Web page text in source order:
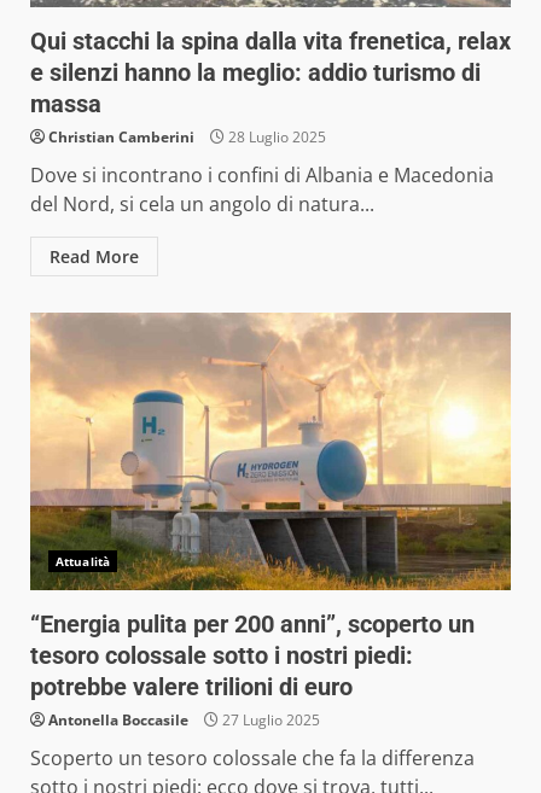
Qui stacchi la spina dalla vita frenetica, relax
e silenzi hanno la meglio: addio turismo di
massa
Christian Camberini 28 Luglio 2025
Dove si incontrano i confini di Albania e Macedonia
del Nord, si cela un angolo di natura...
Read More
Attualità
“Energia pulita per 200 anni”, scoperto un
tesoro colossale sotto i nostri piedi:
potrebbe valere trilioni di euro
Antonella Boccasile 27 Luglio 2025
Scoperto un tesoro colossale che fa la differenza
sotto i nostri piedi: ecco dove si trova, tutti...